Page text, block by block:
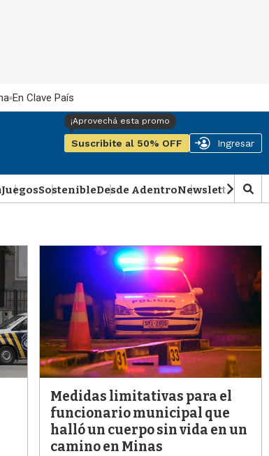
En Clave País
Suscribite al 50% OFF Ingresar
JuegosSostenibleDesde AdentroNewsletter
M
o
r
b
�
q
u
d
Medidas limitativas para el
funcionario municipal que
halló un cuerpo sin vida en un
camino en Minas